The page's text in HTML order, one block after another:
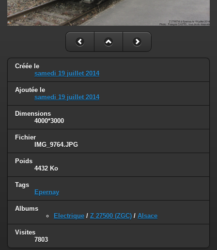
Créée le
samedi 19 juillet 2014
Ajoutée le
samedi 19 juillet 2014
Dimensions
4000*3000
Fichier
IMG_9764.JPG
Poids
4432 Ko
Tags
Epernay
Albums
Electrique / Z 27500 (ZGC) / Alsace
Visites
7803